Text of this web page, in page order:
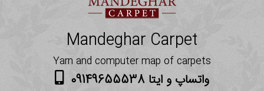
Mandeghar Carpet
Yarn and computer map of carpets
واتساپ و ایتا 09149655538